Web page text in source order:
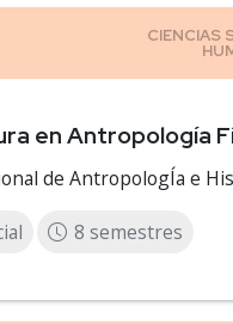
en Antropología
de AntropologÍa e
8 semestres